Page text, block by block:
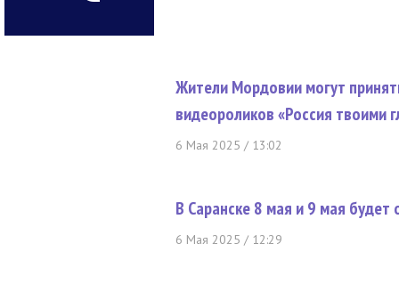
Жители Мордовии могут
видеороликов «Россия твоими
6 Мая 2025 / 13:02
В Саранске 8 мая и 9 мая
6 Мая 2025 / 12:29